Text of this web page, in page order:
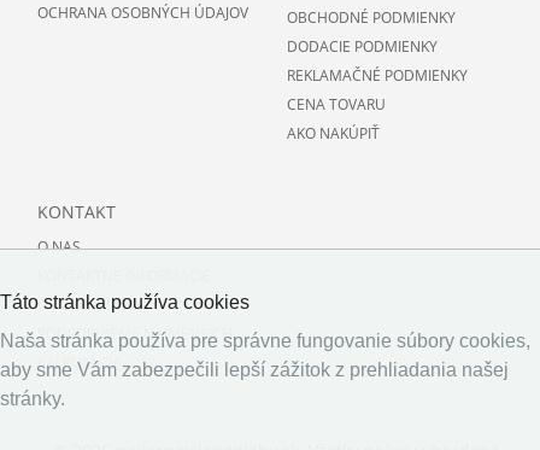
OCHRANA OSOBNÝCH ÚDAJOV
OBCHODNÉ PODMIENKY
DODACIE PODMIENKY
REKLAMAČNÉ PODMIENKY
CENA TOVARU
AKO NAKÚPIŤ
KONTAKT
O NAS
O PODLAHACH
PODPORUJEME NAJMENSICH
KALKULÁCIA
Táto stránka používa cookies
Naša stránka používa pre správne fungovanie súbory cookies,
aby sme Vám zabezpečili lepší zážitok z prehliadania našej
stránky.